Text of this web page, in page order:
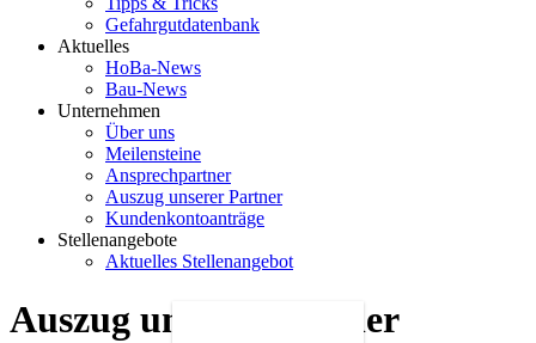
Gefahrgutdatenbank
Aktuelles
HoBa-News
Bau-News
Unternehmen
Über uns
Meilensteine
Ansprechpartner
Auszug unserer Partner
Kundenkontoanträge
Stellenangebote
Aktuelles Stellenangebot
Auszug unserer Partner